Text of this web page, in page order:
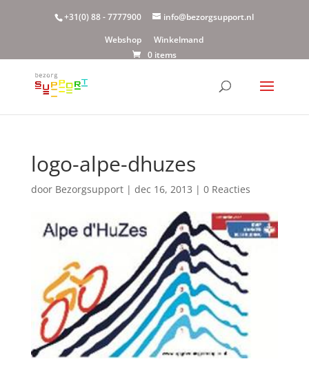
+31(0) 88 - 7777900
info@bezorgsupport.nl
Webshop
Winkelmand
0 items
logo-alpe-dhuzes
door Bezorgsupport| dec 16, 2013 | 0 Reacties